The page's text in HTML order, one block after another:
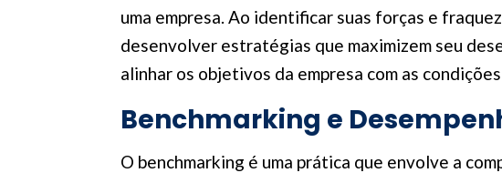
uma empresa. Ao identificar suas forças e
desenvolver estratégias que maximizem seu
alinhar os objetivos da empresa com as
Benchmarking e
O benchmarking é uma prática que envolve a